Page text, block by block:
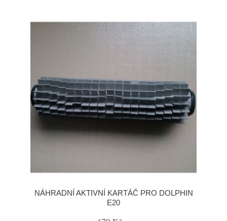
NÁHRADNÍ AKTIVNÍ KARTÁČ PRO DOLPHIN
E20